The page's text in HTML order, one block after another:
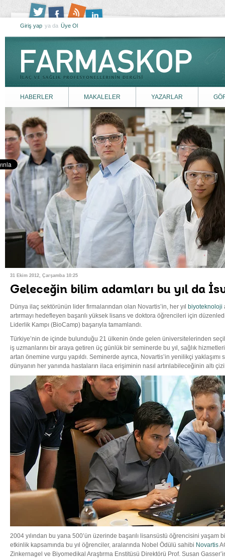
Giriş yap ya da Üye Ol
HABERLER MAKALELER YAZARLAR
31 Ekim 2012, Çarşamba 10:25
Geleceğin bilim adamları bu yıl da
Dünya ilaç sektörünün lider firmalarından olan Novartis’in, her yıl biyoteknoloji
artırmayı hedefleyen başarılı yüksek lisans ve doktora öğrencileri için
Liderlik Kampı (BioCamp) başarıyla tamamlandı.
Türkiye’nin de içinde bulunduğu 21 ülkenin önde gelen üniversitelerinden
iş uzmanlarını bir araya getiren üç günlük bir seminerde bu yıl, sağlık
artan önemine vurgu yapıldı. Seminerde ayrıca, Novartis’in yenilikçi
dünyanın her yanında hastaların ilaca erişiminin nasıl artırılabileceğinin altı
2004 yılından bu yana 500’ün üzerinde başarılı lisansüstü öğrencisini yaşam
etkinlik kapsamında bu yıl öğrenciler, aralarında Nobel Ödülü sahibi Novartis
Zinkernagel ve Biyomedikal Araştırma Enstitüsü Direktörü Prof. Susan